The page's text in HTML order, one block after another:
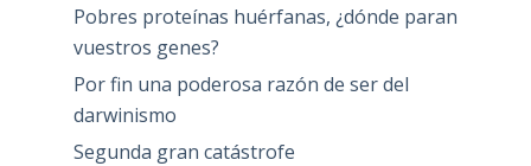
Pobres proteínas huérfanas, ¿dónde paran
vuestros genes?
Por fin una poderosa razón de ser del
darwinismo
Segunda gran catástrofe